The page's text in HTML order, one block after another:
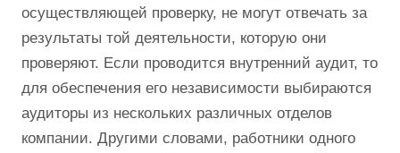
осуществляющей проверку, не могут отвечать за
результаты той деятельности, которую они
проверяют. Если проводится внутренний аудит, то
для обеспечения его независимости выбираются
аудиторы из нескольких различных отделов
компании. Другими словами, работники одного